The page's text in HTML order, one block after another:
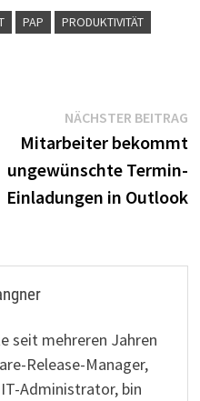
PAP
PRODUKTIVITÄT
NÄCHSTER BEITRAG
Mitarbeiter bekommt
ungewünschte Termin-
Einladungen in Outlook
seit mehreren Jahren
Release-Manager,
Administrator, bin